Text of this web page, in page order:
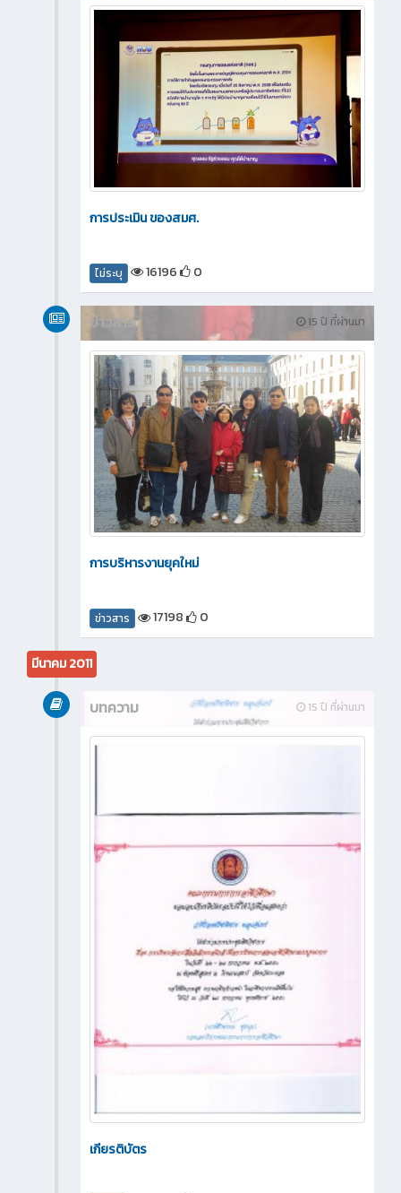
การประเมิน ของสมศ.
ไม่ระบุ 16196 0
15 ปี ที่ผ่านมา
ข่าวสาร
การบริหารงานยุคใหม่
ข่าวสาร 17198 0
มีนาคม 2011
15 ปี ที่ผ่านมา
บทความ
เกียรติบัตร